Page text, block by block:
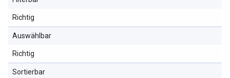
Richtig
Auswählbar
Richtig
Sortierbar